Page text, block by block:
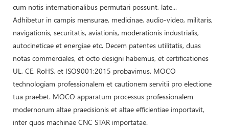
cum notis internationalibus permutari possunt, late...
Adhibetur in campis mensurae, medicinae, audio-video, militaris,
navigationis, securitatis, aviationis, moderationis industrialis,
autocineticae et energiae etc. Decem patentes utilitatis, duas
notas commerciales, et octo designi habemus, et certificationes
UL, CE, RoHS, et ISO9001:2015 probavimus. MOCO
technologiam professionalem et cautionem servitii pro electione
tua praebet. MOCO apparatum processus professionalem
modernorum altae praecisionis et altae efficientiae importavit,
inter quos machinae CNC STAR importatae.